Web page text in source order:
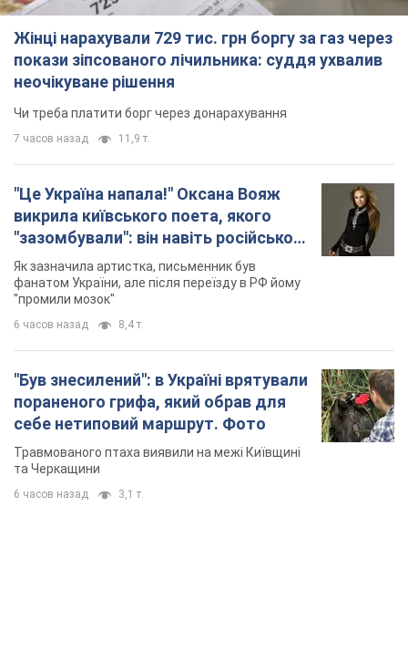
Жінці нарахували 729 тис. грн боргу за газ через
покази зіпсованого лічильника: суддя ухвалив
неочікуване рішення
Чи треба платити борг через донарахування
7 часов назад 11,9 т.
"Це Україна напала!" Оксана Вояж
викрила київського поета, якого
"зазомбували": він навіть російської
не знав, а тепер хоче геноциду
українців
Як зазначила артистка, письменник був
фанатом України, але після переїзду в РФ йому
"промили мозок"
6 часов назад 8,4 т.
"Був знесилений": в Україні врятували
пораненого грифа, який обрав для
себе нетиповий маршрут. Фото
Травмованого птаха виявили на межі Київщині
та Черкащини
6 часов назад 3,1 т.